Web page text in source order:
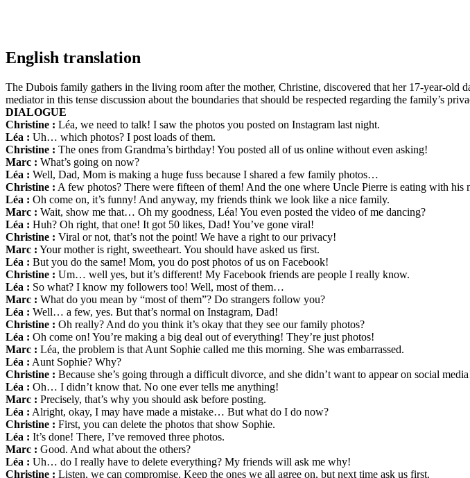
English translation
The Dubois family gathers in the living room after the mother, Christine, discovered that her 17-year-old
mediator in this tense discussion about the boundaries that should be respected regarding the family’s
DIALOGUE
Christine : Léa, we need to talk! I saw the photos you posted on Instagram last night.
Léa : Uh… which photos? I post loads of them.
Christine : The ones from Grandma’s birthday! You posted all of us online without even asking!
Marc : What’s going on now?
Léa : Well, Dad, Mom is making a huge fuss because I shared a few family photos…
Christine : A few photos? There were fifteen of them! And the one where Uncle Pierre is eating with
Léa : Oh come on, it’s funny! And anyway, my friends think we look like a nice family.
Marc : Wait, show me that… Oh my goodness, Léa! You even posted the video of me dancing?
Léa : Huh? Oh right, that one! It got 50 likes, Dad! You’ve gone viral!
Christine : Viral or not, that’s not the point! We have a right to our privacy!
Marc : Your mother is right, sweetheart. You should have asked us first.
Léa : But you do the same! Mom, you do post photos of us on Facebook!
Christine : Um… well yes, but it’s different! My Facebook friends are people I really know.
Léa : So what? I know my followers too! Well, most of them…
Marc : What do you mean by “most of them”? Do strangers follow you?
Léa : Well… a few, yes. But that’s normal on Instagram, Dad!
Christine : Oh really? And do you think it’s okay that they see our family photos?
Léa : Oh come on! You’re making a big deal out of everything! They’re just photos!
Marc : Léa, the problem is that Aunt Sophie called me this morning. She was embarrassed.
Léa : Aunt Sophie? Why?
Christine : Because she’s going through a difficult divorce, and she didn’t want to appear on social
Léa : Oh… I didn’t know that. No one ever tells me anything!
Marc : Precisely, that’s why you should ask before posting.
Léa : Alright, okay, I may have made a mistake… But what do I do now?
Christine : First, you can delete the photos that show Sophie.
Léa : It’s done! There, I’ve removed three photos.
Marc : Good. And what about the others?
Léa : Uh… do I really have to delete everything? My friends will ask me why!
Christine : Listen, we can compromise. Keep the ones we all agree on, but next time ask us first.